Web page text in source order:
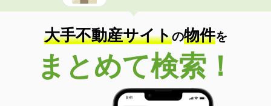
大手不動産サイトの物件を
まとめて検索！